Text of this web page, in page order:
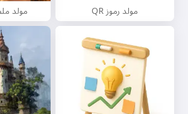
مولد رموز QR مولد